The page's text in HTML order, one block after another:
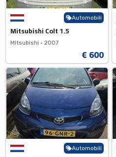
Automobili
Mitsubishi Colt 1.5
Mitsubishi • 2007
€ 600
Automobili